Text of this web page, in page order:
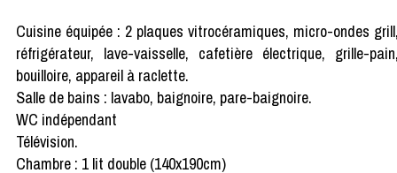
Cuisine équipée : 2 plaques vitrocéramiques, micro-ondes
réfrigérateur, lave-vaisselle, cafetière électrique, grille-
bouilloire, appareil à raclette.
Salle de bains : lavabo, baignoire, pare-baignoire.
WC indépendant
Télévision.
Chambre : 1 lit double (140x190cm)